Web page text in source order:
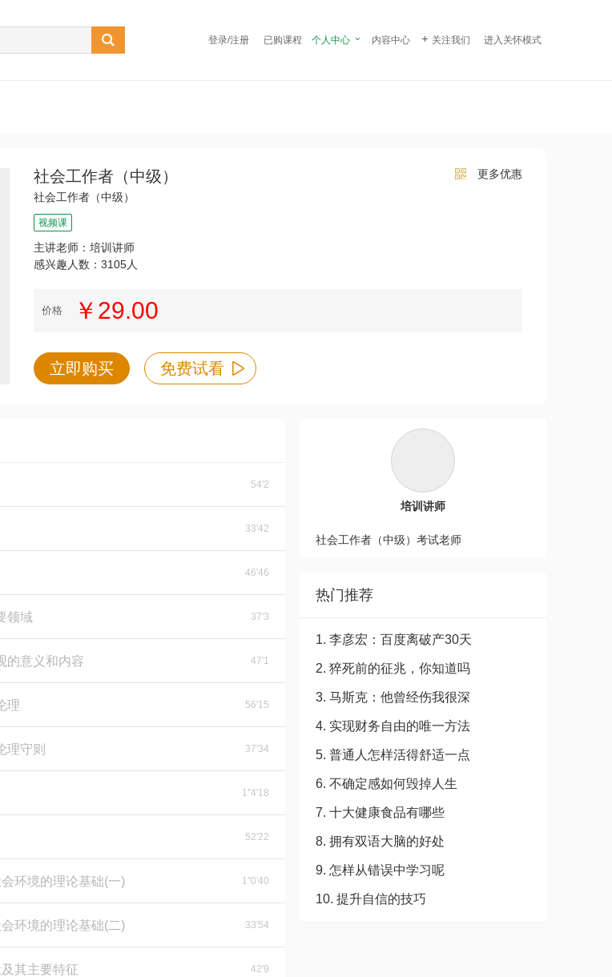
登录/注册 已购课程 个人中心  内容中心  关注我们 进入关怀模式
社会工作者（中级）
更多优惠
社会工作者（中级）
视频课
主讲老师：培训讲师
感兴趣人数：3105人
价格 ￥29.00
立即购买 免费试看
培训讲师
社会工作者（中级）考试老师
热门推荐
1. 李彦宏：百度离破产30天
2. 猝死前的征兆，你知道吗
3. 马斯克：他曾经伤我很深
4. 实现财务自由的唯一方法
5. 普通人怎样活得舒适一点
6. 不确定感如何毁掉人生
7. 十大健康食品有哪些
8. 拥有双语大脑的好处
9. 怎样从错误中学习呢
10. 提升自信的技巧
54'2
33'42
46'46
37'3
领域
47'1
的意义和内容
56'15
理
37'34
理守则
1''4'18
52'22
1''0'40
环境的理论基础(一)
33'54
环境的理论基础(二)
42'9
其主要特征